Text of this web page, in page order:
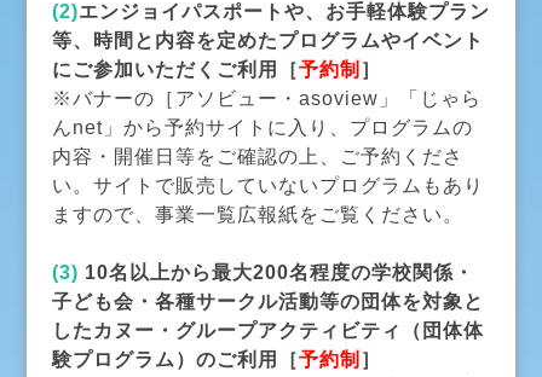
(2)エンジョイパスポートや、お手軽体験プラン
等、時間と内容を定めたプログラムやイベント
にご参加いただくご利用［予約制 ］
※バナーの［アソビュー・asoview」「じゃら
んnet」から予約サイトに入り、プログラムの
内容・開催日等をご確認の上、ご予約くださ
い。サイトで販売していないプログラムもあり
ますので、事業一覧広報紙をご覧ください。
(3) 10名以上から最大200名程度の学校関係・
子ども会・各種サークル活動等の団体を対象と
したカヌー・グループアクティビティ（団体体
験プログラム）のご利用［予約制 ］